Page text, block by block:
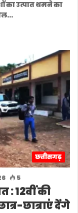
का उत्पात थमने का
छत्तीसगढ़
5
: 12वीं की
छात्राएं देंगे